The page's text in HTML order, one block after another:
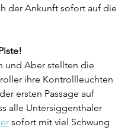
der Ankunft sofort auf die
und Aber stellten die
ihre Kontrollleuchten
ersten Passage auf
alle Untersiggenthaler
sofort mit viel Schwung